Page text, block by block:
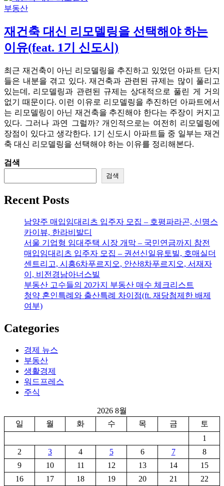
부동산
재건축 대신 리모델링을 선택해야 하는
이유(feat. 1기 신도시)
최근 재건축이 아닌 리모델링을 추진하고 있었던 아파트 단지
들은 내분을 겪고 있다. 재건축과 관련된 규제는 많이 풀리고
있는데, 리모델링과 관련된 규제는 상대적으로 풀린 게 거의
없기 때문이다. 이런 이유로 리모델링을 추진하던 아파트에서
는 리모델링이 아닌 재건축을 추진해야 한다는 주장이 커지고
있다. 그러나 과연 그럴까? 개인적으로는 여전히 리모델링에
장점이 있다고 생각한다. 1기 신도시 아파트들 중 일부는 재건
축 대신 리모델링을 선택해야 하는 이유를 정리해본다.
검색
검색
Recent Posts
남양주 매입임대리츠 입주자 모집 – 호평파라곤, 신명스
카이뷰, 한라비발디
서울 기업형 임대주택 시장 개막 – 국민연금까지 참전
매입임대리츠 입주자 모집 – 권선신일유토빌, 호매실더
센트리고, 시흥6차푸르지오, 안산8차푸르지오, 서재자
이, 비전경남아너스빌
부동산 고수들의 20가지 부동산 매수 체크리스트
청약 혼인특례와 출산특례 차이점(ft. 재당첨제한 배제
여부)
Categories
경제 뉴스
부동산
생활경제
워드프레스
주식
2026 8월
일
월 화 수 목 금
토
1
2
3 4 5 6 7
8
9
10 11 12 13 14
15
16
17 18 19 20 21 22